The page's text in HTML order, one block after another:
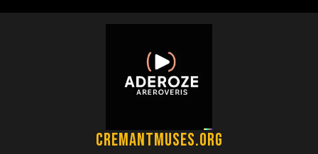
cremantmuses.org